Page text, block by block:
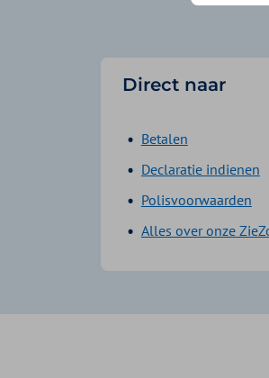
Direct naar
Betalen
Declaratie indienen
Polisvoorwaarden
Alles over onze